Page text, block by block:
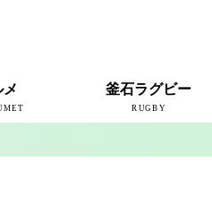
メ 釜石ラグビー
RUGBY